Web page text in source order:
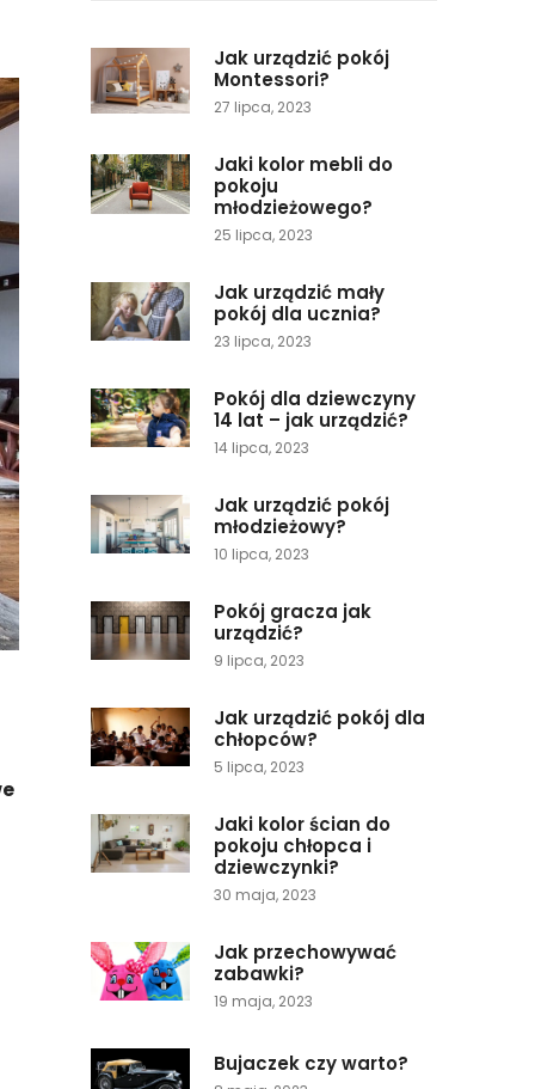
Jak urządzić pokój
Montessori?
27 lipca, 2023
Jaki kolor mebli do
pokoju
młodzieżowego?
25 lipca, 2023
Jak urządzić mały
pokój dla ucznia?
23 lipca, 2023
Pokój dla dziewczyny
14 lat – jak urządzić?
14 lipca, 2023
Jak urządzić pokój
młodzieżowy?
10 lipca, 2023
Pokój gracza jak
urządzić?
9 lipca, 2023
Jak urządzić pokój dla
chłopców?
5 lipca, 2023
Jaki kolor ścian do
pokoju chłopca i
dziewczynki?
30 maja, 2023
Jak przechowywać
zabawki?
19 maja, 2023
Bujaczek czy warto?